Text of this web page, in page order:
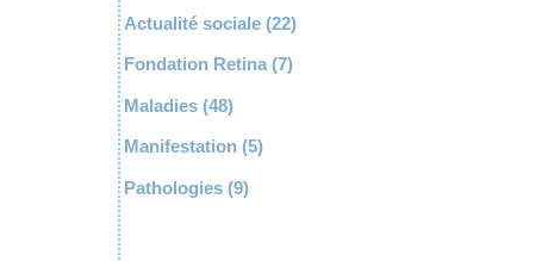
Actualité sociale(22)
Fondation Retina(7)
Maladies(48)
Manifestation(5)
Pathologies(9)